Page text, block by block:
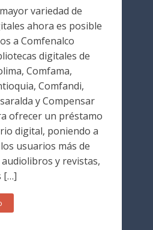
variedad de
ahora es posible
a Comfenalco
digitales de
Comfama,
Comfandi,
y Compensar
ofrecer un préstamo
digital, poniendo a
usuarios más de
y revistas,
[…]